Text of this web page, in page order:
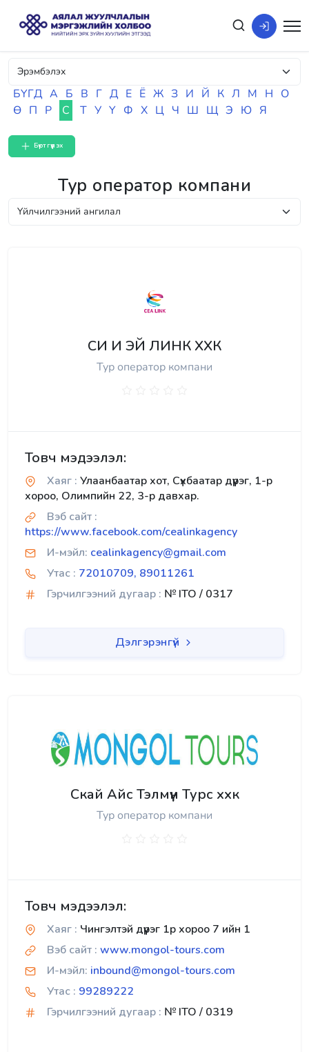
БҮГД А Б В Г Д Е Ё Ж З И Й К Л М Н О
Ө П Р С Т У Ү Ф Х Ц Ч Ш Щ Э Ю Я
Бүртгүүлэх
Тур оператор компани
СИ И ЭЙ ЛИНК ХХК
Тур оператор компани
Товч мэдээлэл:
Хаяг : Улаанбаатар хот, Сүхбаатар дүүрэг, 1-р
хороо, Олимпийн 22, 3-р давхар.
Вэб сайт :
https://www.facebook.com/cealinkagency
И-мэйл: cealinkagency@gmail.com
Утас : 72010709, 89011261
Гэрчилгээний дугаар : № ITO / 0317
Дэлгэрэнгүй
Скай Айс Тэлмүүн Турс ххк
Тур оператор компани
Товч мэдээлэл:
Хаяг : Чингэлтэй дүүрэг 1р хороо 7 ийн 1
Вэб сайт : www.mongol-tours.com
И-мэйл: inbound@mongol-tours.com
Утас : 99289222
Гэрчилгээний дугаар : № ITO / 0319